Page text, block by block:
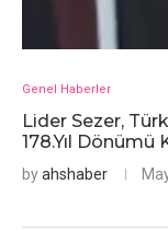
Genel Haberler
Lider Sezer,
178.Yıl Dönümü
byahshaber